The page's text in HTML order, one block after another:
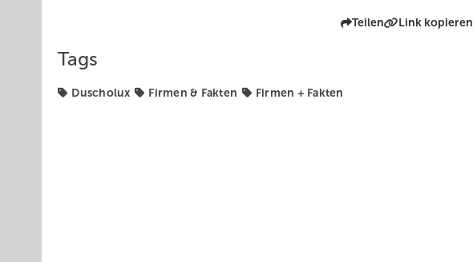
Teilen Link kopieren
Tags
Duscholux Firmen & Fakten Firmen + Fakten